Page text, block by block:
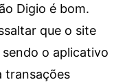
Digio é bom.
que o site
o aplicativo
transações